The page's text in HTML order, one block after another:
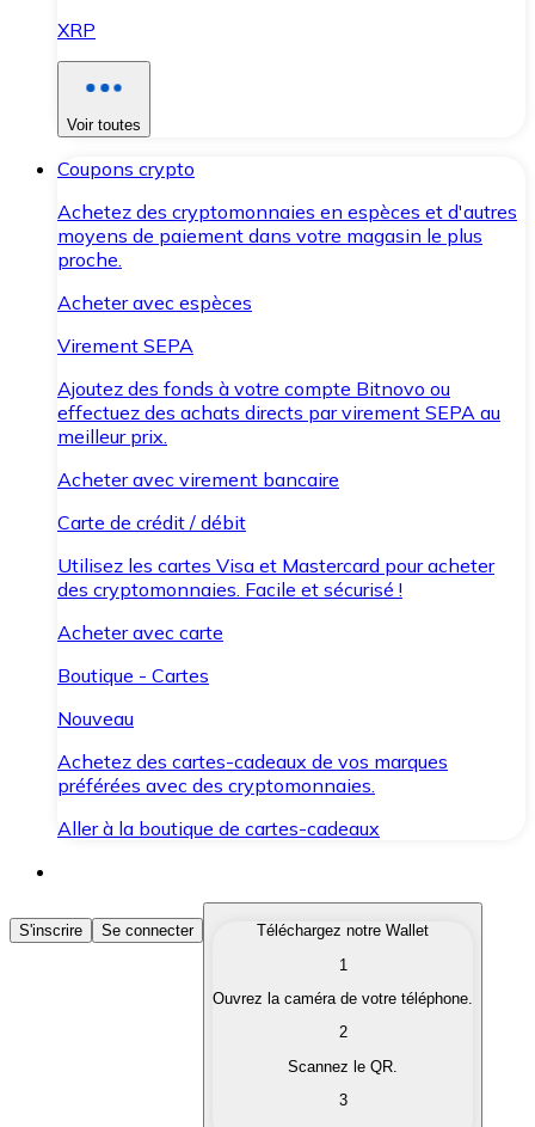
XRP
Voir toutes
Coupons crypto
Achetez des cryptomonnaies en espèces et d'autres
moyens de paiement dans votre magasin le plus
proche.
Acheter avec espèces
Virement SEPA
Ajoutez des fonds à votre compte Bitnovo ou
effectuez des achats directs par virement SEPA au
meilleur prix.
Acheter avec virement bancaire
Carte de crédit / débit
Utilisez les cartes Visa et Mastercard pour acheter
des cryptomonnaies. Facile et sécurisé !
Acheter avec carte
Boutique - Cartes
Nouveau
Achetez des cartes-cadeaux de vos marques
préférées avec des cryptomonnaies.
Aller à la boutique de cartes-cadeaux
Acheter des Cryptomonnaies
Achetez les cryptomonnaies qui vous intéressent
Convertissez vos cryptomonnaies en monnaie
S'inscrire Se connecter
Téléchargez notre Wallet
1
Ouvrez la caméra de votre téléphone.
2
Scannez le QR.
3